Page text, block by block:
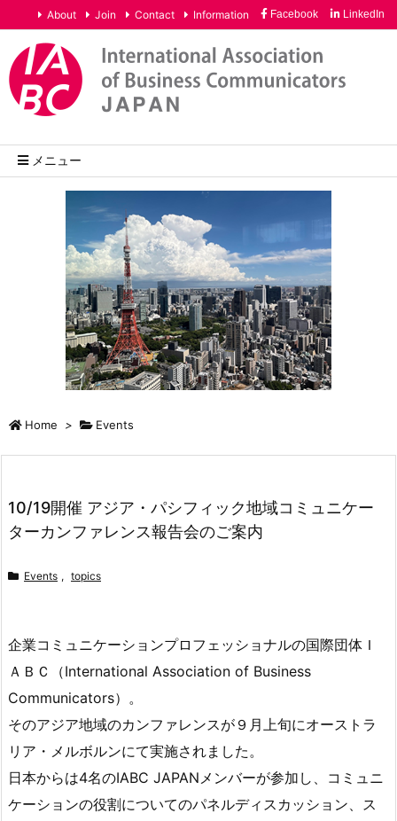
メニュー
About Join Contact Information Facebook LinkedIn
Home > Events
10/19開催 アジア・パシフィック地域コミュニケー
ターカンファレンス報告会のご案内
Events , topics
企業コミュニケーションプロフェッショナルの国際団体Ｉ
ＡＢＣ（International Association of Business
Communicators）。
そのアジア地域のカンファレンスが９月上旬にオーストラ
リア・メルボルンにて実施されました。
日本からは4名のIABC JAPANメンバーが参加し、コミュニ
ケーションの役割についてのパネルディスカッション、ス